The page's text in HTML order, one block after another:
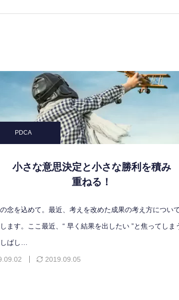
PDCA
小さな意思決定と小さな勝利を積み
重ねる！
念を込めて。最近、考えを改めた成果の考え方につい
ます。ここ最近、“ 早く結果を出したい ”と焦ってしま
ばし…
2019.09.05